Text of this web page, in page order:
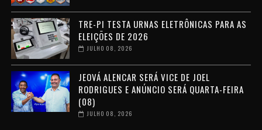
TRE-PI TESTA URNAS ELETRÔNICAS PARA AS
ELEIÇÕES DE 2026
JULHO 08, 2026
JEOVÁ ALENCAR SERÁ VICE DE JOEL
RODRIGUES E ANÚNCIO SERÁ QUARTA-FEIRA
(08)
JULHO 08, 2026